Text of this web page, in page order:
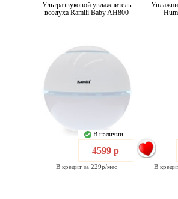
Ультразвуковой увлажнитель
воздуха Ramili Baby AH800
В наличии
4599 р
В кредит за 229р/мес В